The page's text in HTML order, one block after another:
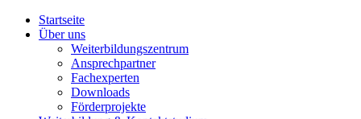
Startseite
Über uns
Weiterbildungszentrum
Ansprechpartner
Fachexperten
Downloads
Förderprojekte